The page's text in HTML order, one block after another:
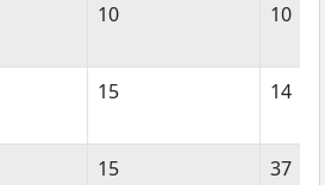
10 10
15 14
15
37